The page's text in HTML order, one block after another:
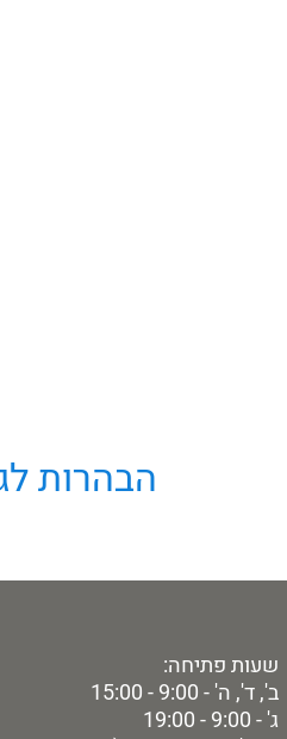
הבהרות
שעות פתיחה:
ב', ד', ה' - 9:00 - 15:00
ג' - 9:00 - 19:00